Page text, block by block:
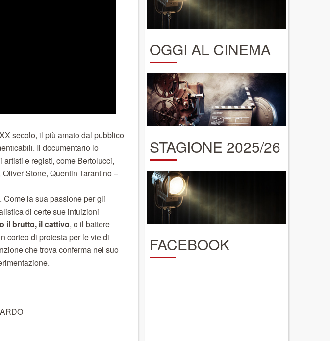
secolo, il più amato dal pubblico
Il documentario lo
e registi, come Bertolucci,
Stone, Quentin Tarantino –
Come la sua passione per gli
di certe sue intuizioni
il brutto, il cattivo, o il battere
corteo di protesta per le vie di
che trova conferma nel suo
OGGI AL CINEMA
STAGIONE 2025/26
FACEBOOK